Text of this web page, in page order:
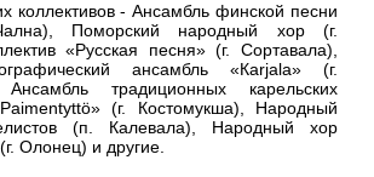
коллективов - Ансамбль финской песни
Поморский народный хор (г.
«Русская песня» (г. Сортавала),
ансамбль «Кarjala» (г.
Ансамбль традиционных карельских
(г. Костомукша), Народный
(п. Калевала), Народный хор
Олонец) и другие.